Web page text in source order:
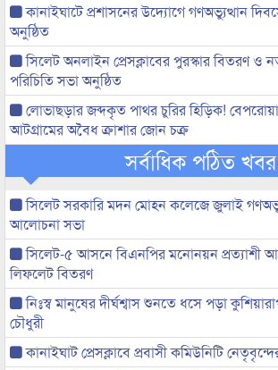
কানাইঘাটে প্রশাসনের উদ্যোগে গণঅভ্যুত্থান
অনুষ্ঠিত
সিলেট অনলাইন প্রেসক্লাবের পুরস্কার বিতরণ ও
পরিচিতি সভা অনুষ্ঠিত
লোভাছড়ার জব্দকৃত পাথর চুরির হিড়িক!
আটগ্রামের অবৈধ ক্রাশার জোন চক্র
সর্বাধিক পঠিত খবর
সিলেট সরকারি মদন মোহন কলেজে জুলাই
আলোচনা সভা
সিলেট-৫ আসনে বিএনপির মনোনয়ন প্রত্যাশী
লিফলেট বিতরণ
নিঃস্ব মানুষের দীর্ঘশ্বাস শুনতে ধসে পড়া
চৌধুরী
কানাইঘাট প্রেসক্লাবে প্রবাসী কমিউনিটি